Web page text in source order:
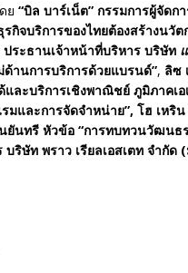
ย “บิล บาร์เน็ต” กรรมการผู้จัดก
รกิจบริการของไทยต้องสร้างนวัต
ระธานเจ้าหน้าที่บริหาร บริษัท
านการบริการด้วยแบรนด์”, ลิซ
และบริการเชิงพาณิชย์ ภูมิภาค
มและการจัดจำหน่าย”, โฮ เหริ
ยันทรี หัวข้อ “การทบทวนวัฒนธ
บริษัท พราว เรียลเอสเตท จำกัด